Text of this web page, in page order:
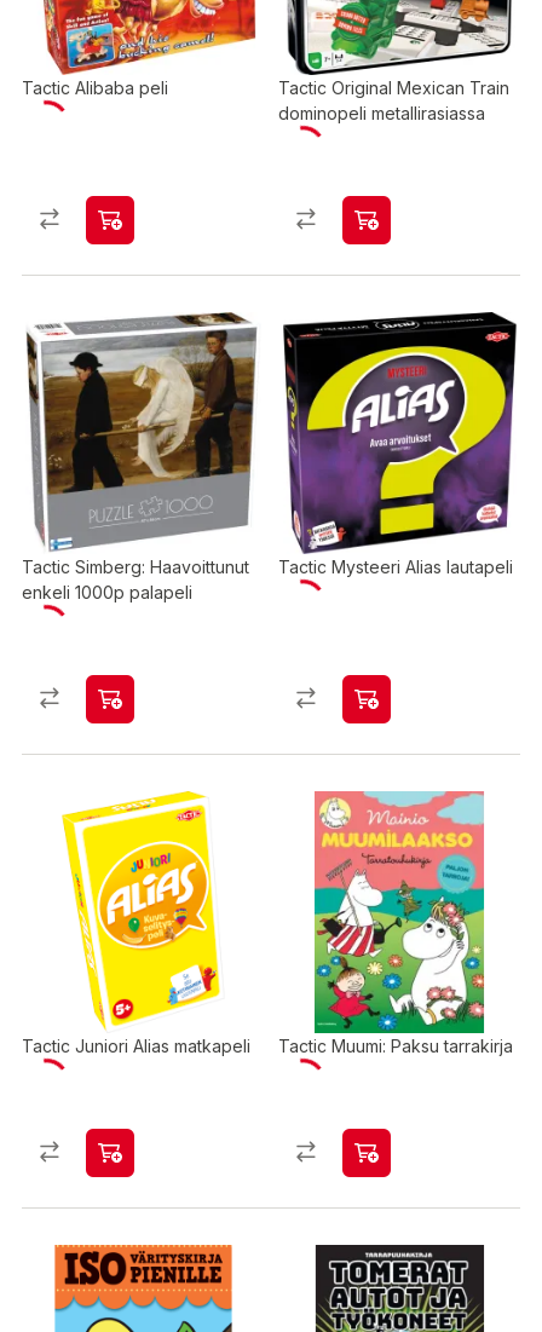
Tactic Alibaba peli
Tactic Original Mexican Train
dominopeli metallirasiassa
Tactic Simberg: Haavoittunut
enkeli 1000p palapeli
Tactic Mysteeri Alias lautapeli
Tactic Juniori Alias matkapeli Tactic Muumi: Paksu tarrakirja